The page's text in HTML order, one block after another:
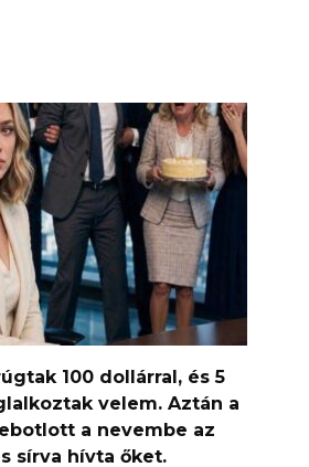
100 dollárral, és 5
velem. Aztán a
a nevembe az
sírva hívta őket.